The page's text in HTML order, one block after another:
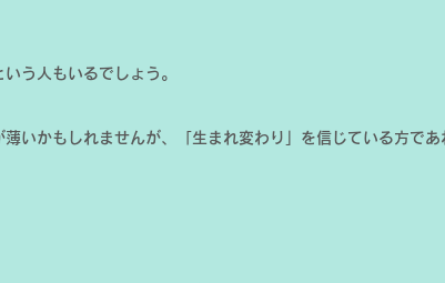
う人もいるでしょう。
いかもしれませんが、「生まれ変わり」を信じている方であ